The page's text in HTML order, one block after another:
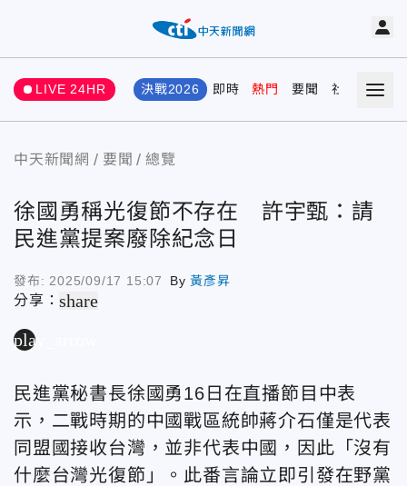
LIVE 24HR 決戰2026 即時 熱門 要聞 社會 娛樂
中天新聞網 要聞 總覽
徐國勇稱光復節不存在 許宇甄：請
民進黨提案廢除紀念日
發布: 2025/09/17 15:07 By黃彥昇
分享：share
play_arrow
民進黨秘書長徐國勇16日在直播節目中表
示，二戰時期的中國戰區統帥蔣介石僅是代表
同盟國接收台灣，並非代表中國，因此「沒有
什麼台灣光復節」。此番言論立即引發在野黨